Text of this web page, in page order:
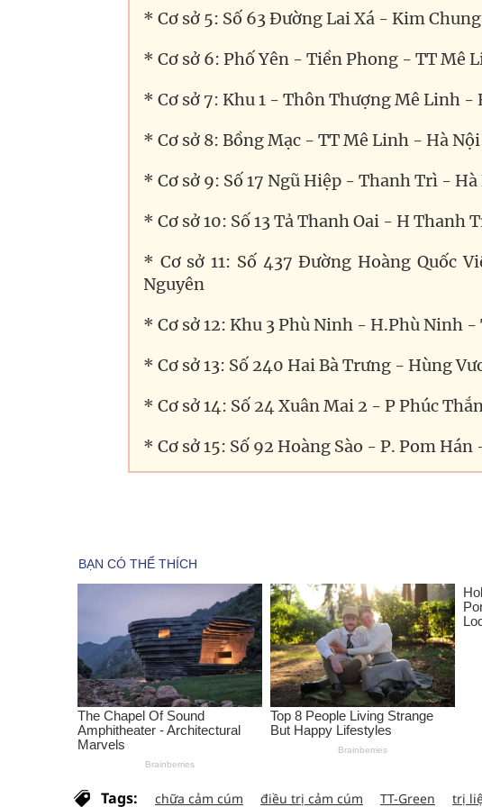
* Cơ sở 5: Số 63 Đường Lai Xá - Kim
* Cơ sở 6: Phố Yên - Tiền Phong - TT Mê
* Cơ sở 7: Khu 1 - Thôn Thượng Mê Linh -
* Cơ sở 8: Bồng Mạc - TT Mê Linh - Hà Nội
* Cơ sở 9: Số 17 Ngũ Hiệp - Thanh Trì - Hà
* Cơ sở 10: Số 13 Tả Thanh Oai - H Thanh
* Cơ sở 11: Số 437 Đường Hoàng Quốc
Nguyên
* Cơ sở 12: Khu 3 Phù Ninh - H.Phù Ninh
* Cơ sở 13: Số 240 Hai Bà Trưng - Hùng
* Cơ sở 14: Số 24 Xuân Mai 2 - P Phúc
* Cơ sở 15: Số 92 Hoàng Sào - P. Pom Hán
Tags: chữa cảm cúm điều trị cảm cúm TT-Green trị